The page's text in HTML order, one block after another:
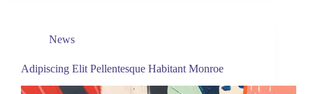
News
Adipiscing Elit Pellentesque Habitant Monroe